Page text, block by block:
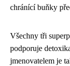
chránící buňky
Všechny tři
podporuje
jmenovatelem je